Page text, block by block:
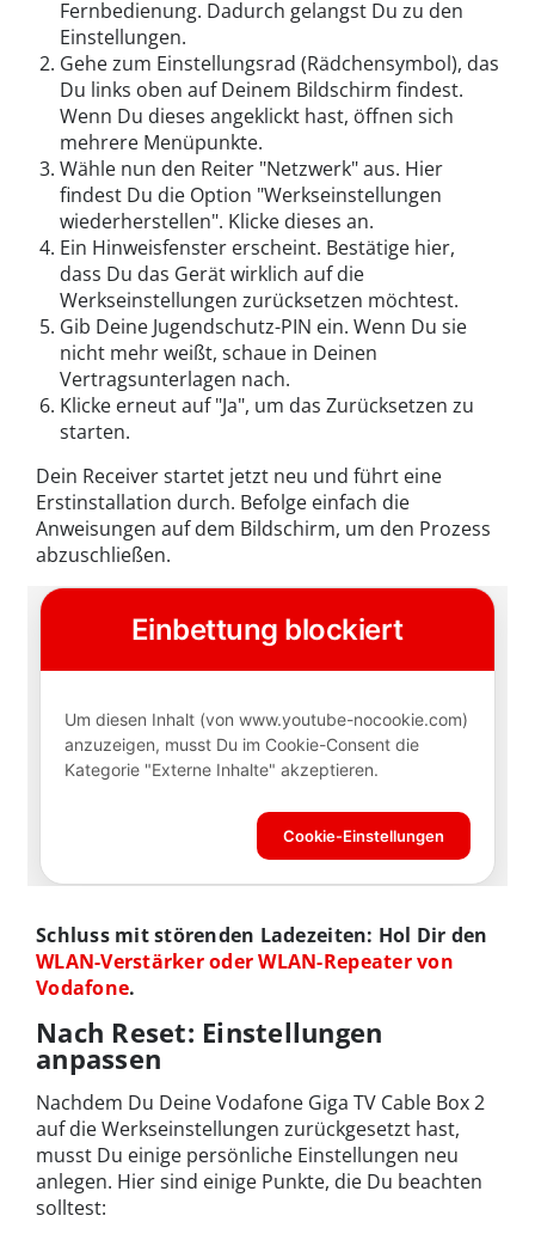
Fernbedienung. Dadurch gelangst Du zu den
Einstellungen.
Gehe zum Einstellungsrad (Rädchensymbol), das
Du links oben auf Deinem Bildschirm findest.
Wenn Du dieses angeklickt hast, öffnen sich
mehrere Menüpunkte.
Wähle nun den Reiter "Netzwerk" aus. Hier
findest Du die Option "Werkseinstellungen
wiederherstellen". Klicke dieses an.
Ein Hinweisfenster erscheint. Bestätige hier,
dass Du das Gerät wirklich auf die
Werkseinstellungen zurücksetzen möchtest.
Gib Deine Jugendschutz-PIN ein. Wenn Du sie
nicht mehr weißt, schaue in Deinen
Vertragsunterlagen nach.
Klicke erneut auf "Ja", um das Zurücksetzen zu
starten.
Dein Receiver startet jetzt neu und führt eine
Erstinstallation durch. Befolge einfach die
Anweisungen auf dem Bildschirm, um den Prozess
abzuschließen.
Schluss mit störenden Ladezeiten: Hol Dir den
WLAN-Verstärker oder WLAN-Repeater von
Vodafone.
Nach Reset: Einstellungen
anpassen
Nachdem Du Deine Vodafone Giga TV Cable Box 2
auf die Werkseinstellungen zurückgesetzt hast,
musst Du einige persönliche Einstellungen neu
anlegen. Hier sind einige Punkte, die Du beachten
solltest: